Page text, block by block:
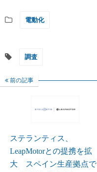
電動化
調査
前の記事
ステランティス、
LeapMotorとの提携を拡
大 スペイン生産拠点で